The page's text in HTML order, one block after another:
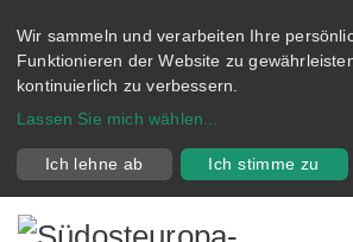
Wir sammeln und verarbeiten Ihre
Funktionieren der Website zu
kontinuierlich zu verbessern.
Lassen Sie mich wählen
Ich lehne ab Ich stimme zu